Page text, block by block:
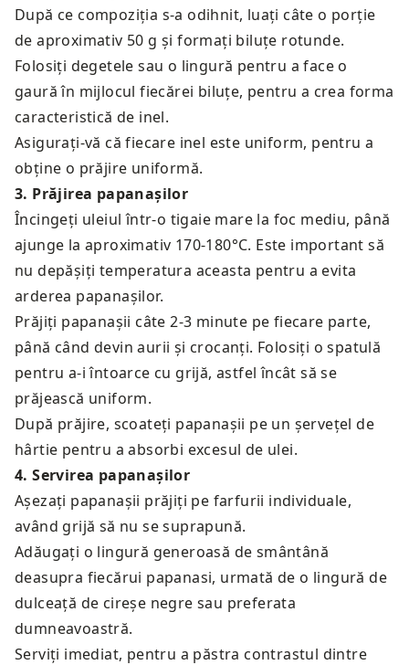
După ce compoziția s-a odihnit, luați câte o porție
de aproximativ 50 g și formați biluțe rotunde.
Folosiți degetele sau o lingură pentru a face o
gaură în mijlocul fiecărei biluțe, pentru a crea forma
caracteristică de inel.
Asigurați-vă că fiecare inel este uniform, pentru a
obține o prăjire uniformă.
3. Prăjirea papanașilor
Încingeți uleiul într-o tigaie mare la foc mediu, până
ajunge la aproximativ 170-180°C. Este important să
nu depășiți temperatura aceasta pentru a evita
arderea papanașilor.
Prăjiți papanașii câte 2-3 minute pe fiecare parte,
până când devin aurii și crocanți. Folosiți o spatulă
pentru a-i întoarce cu grijă, astfel încât să se
prăjească uniform.
După prăjire, scoateți papanașii pe un șervețel de
hârtie pentru a absorbi excesul de ulei.
4.Servirea papanașilor
Așezați papanașii prăjiți pe farfurii individuale,
având grijă să nu se suprapună.
Adăugați o lingură generoasă de smântână
deasupra fiecărui papanasi, urmată de o lingură de
dulceață de cireșe negre sau preferata
dumneavoastră.
Serviți imediat, pentru a păstra contrastul dintre